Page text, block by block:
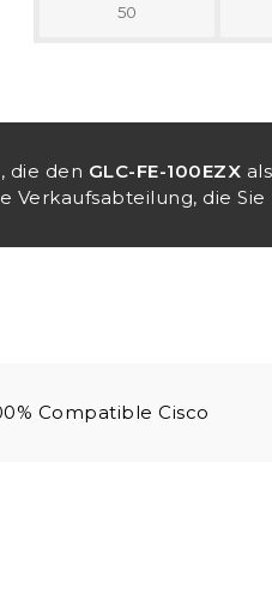
50
, die den GLC-FE-100EZX
Verkaufsabteilung, die
Compatible Cisco